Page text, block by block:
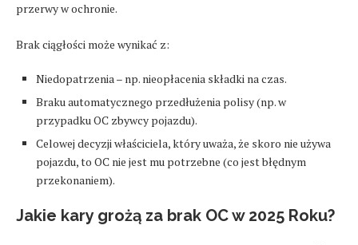
przerwy w ochronie.
Brak ciągłości może wynikać z:
Niedopatrzenia – np. nieopłacenia składki na czas.
Braku automatycznego przedłużenia polisy (np. w
przypadku OC zbywcy pojazdu).
Celowej decyzji właściciela, który uważa, że skoro nie używa
pojazdu, to OC nie jest mu potrzebne (co jest błędnym
przekonaniem).
Jakie kary grożą za brak OC w 2025 Roku?